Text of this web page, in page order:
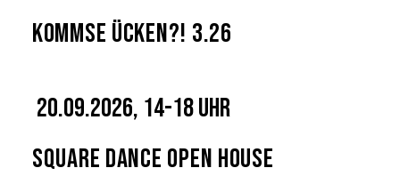
Kommse Ücken?! 3.26
20.09.2026, 14-18 Uhr
Square Dance Open House